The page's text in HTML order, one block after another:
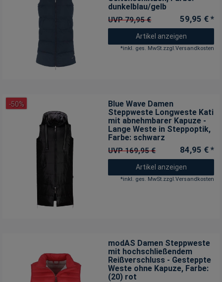
dunkelblau/gelb
UVP 79,95 € 59,95 € *
Artikel anzeigen
*inkl. ges. MwSt.zzgl.Versandkosten
-50%
Blue Wave Damen
Steppweste Longweste Kati
mit abnehmbarer Kapuze -
Lange Weste in Steppoptik,
Farbe: schwarz
UVP 169,95 € 84,95 € *
Artikel anzeigen
*inkl. ges. MwSt.zzgl.Versandkosten
modAS Damen Steppweste
mit hochschließendem
Reißverschluss - Gesteppte
Weste ohne Kapuze, Farbe:
(20) rot